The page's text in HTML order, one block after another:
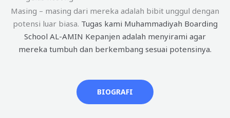
Masing – masing dari mereka adalah bibit unggul dengan
potensi luar biasa. Tugas kami Muhammadiyah Boarding
School AL-AMIN Kepanjen adalah menyirami agar
mereka tumbuh dan berkembang sesuai potensinya.
BIOGRAFI